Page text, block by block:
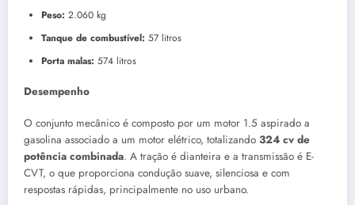
Peso: 2.060 kg
Tanque de combustível: 57 litros
Porta malas: 574 litros
Desempenho
O conjunto mecânico é composto por um motor 1.5 aspirado a
gasolina associado a um motor elétrico, totalizando 324 cv de
potência combinada. A tração é dianteira e a transmissão é E-
CVT, o que proporciona condução suave, silenciosa e com
respostas rápidas, principalmente no uso urbano.